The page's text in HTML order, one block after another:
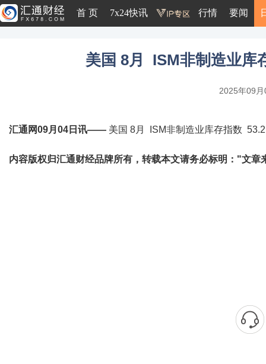
首 页 7x24快讯 行情 要闻
美国 8月 ISM非制造业库
2025年09
汇通网09月04日讯—— 美国 8月 ISM非制造业库存指数
内容版权归汇通财经品牌所有，转载本文请务必标明："文章